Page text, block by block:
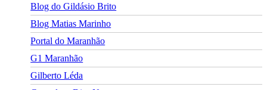
Blog do Gildásio Brito
Blog Matias Marinho
Portal do Maranhão
G1 Maranhão
Gilberto Léda